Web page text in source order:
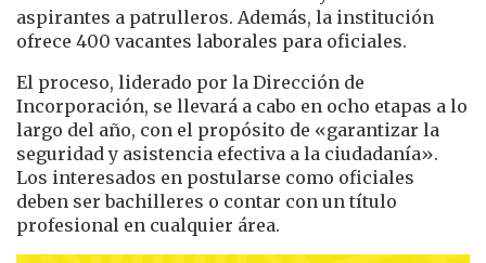
aspirantes a patrulleros. Además, la institución
ofrece 400 vacantes laborales para oficiales.
El proceso, liderado por la Dirección de
Incorporación, se llevará a cabo en ocho etapas a lo
largo del año, con el propósito de «garantizar la
seguridad y asistencia efectiva a la ciudadanía».
Los interesados en postularse como oficiales
deben ser bachilleres o contar con un título
profesional en cualquier área.